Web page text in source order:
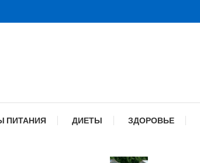
ПИТАНИЯ ДИЕТЫ ЗДОРОВЬЕ